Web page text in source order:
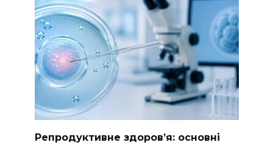
Репродуктивне здоров’я: основні